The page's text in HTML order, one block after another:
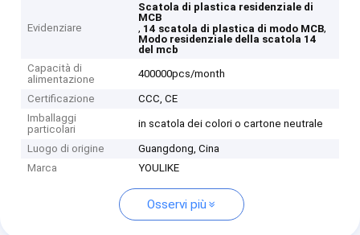
Evidenziare
Scatola di plastica residenziale di
MCB
, 14 scatola di plastica di modo MCB,
Modo residenziale della scatola 14
del mcb
Capacità di
alimentazione
400000pcs/month
Certificazione
CCC, CE
Imballaggi
particolari
in scatola dei colori o cartone neutrale
Luogo di origine
Guangdong, Cina
Marca
YOULIKE
Osservi più